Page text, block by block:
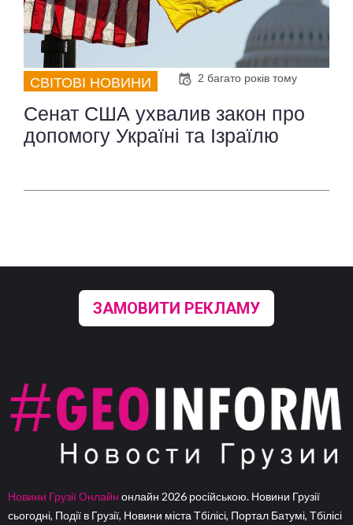
СВІТОВІ НОВИНИ 2 багато років тому
Сенат США ухвалив закон про
допомогу Україні та Ізраїлю
ЗАМОВИТИ РЕКЛАМУ
Новини Грузії Онлайн онлайн 2026 російською. Новини Грузії
сьогодні, Події в Грузії, Новини міста Тбілісі, Портал Батумі, Тбілісі